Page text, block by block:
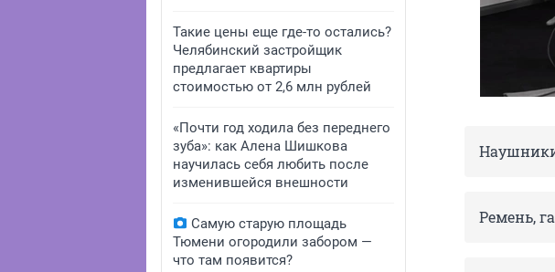
Такие цены еще где-то остались?
Челябинский застройщик
предлагает квартиры
стоимостью от 2,6 млн рублей
«Почти год ходила без переднего
зуба»: как Алена Шишкова
научилась себя любить после
изменившейся внешности
Самую старую площадь
Тюмени огородили забором —
что там появится?
Ремень,